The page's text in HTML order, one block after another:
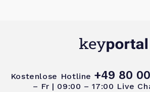
Kostenlose Hotline +49 80
– Fr | 09:00 – 17:00 Live